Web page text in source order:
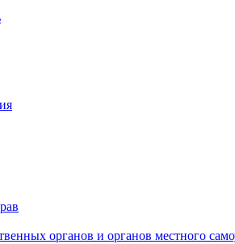
органов и органов местного